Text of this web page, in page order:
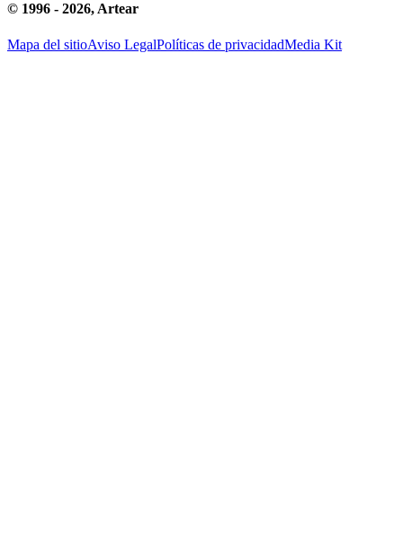
© 1996 - 2026, Artear
Mapa del sitioAviso LegalPolíticas de privacidadMedia Kit